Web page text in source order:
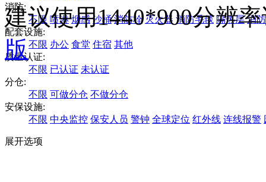
消防:
不限 喷淋 烟感 沙桶 消防栓 灭火器 消防毛毯 隔热层 消
配套设施:
不限 办公 食堂 住宿 其他
质量认证:
不限 已认证 未认证
分仓:
不限 可做分仓 不做分仓
安保设施:
不限 中央监控 保安人员 警钟 全球定位 红外线 连线报警
展开选项
建议使用1440*900分辨
版